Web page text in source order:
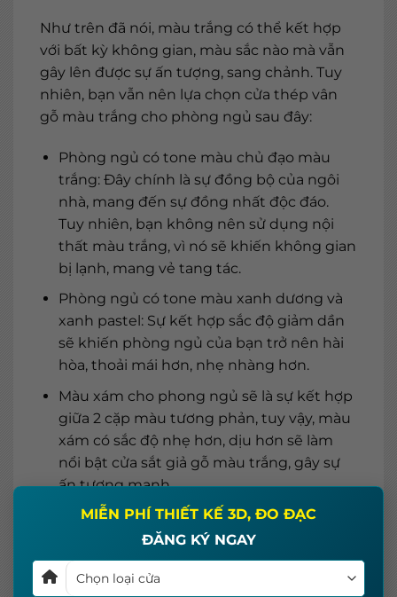
MIỄN PHÍ THIẾT KẾ 3D, ĐO ĐẠC
ĐĂNG KÝ NGAY
Như trên đã nói, màu trắng có thể kết hợp
với bất kỳ không gian, màu sắc nào mà vẫn
gây lên được sự ấn tượng, sang chảnh. Tuy
nhiên, bạn vẫn nên lựa chọn cửa thép vân
gỗ màu trắng cho phòng ngủ sau đây:
Phòng ngủ có tone màu chủ đạo màu
trắng: Đây chính là sự đồng bộ của ngôi
nhà, mang đến sự đồng nhất độc đáo.
Tuy nhiên, bạn không nên sử dụng nội
thất màu trắng, vì nó sẽ khiến không gian
bị lạnh, mang vẻ tang tác.
Phòng ngủ có tone màu xanh dương và
xanh pastel: Sự kết hợp sắc độ giảm dần
sẽ khiến phòng ngủ của bạn trở nên hài
hòa, thoải mái hơn, nhẹ nhàng hơn.
Màu xám cho phong ngủ sẽ là sự kết hợp
giữa 2 cặp màu tương phản, tuy vậy, màu
xám có sắc độ nhẹ hơn, dịu hơn sẽ làm
nổi bật cửa sắt giả gỗ màu trắng, gây sự
ấn tượng mạnh.